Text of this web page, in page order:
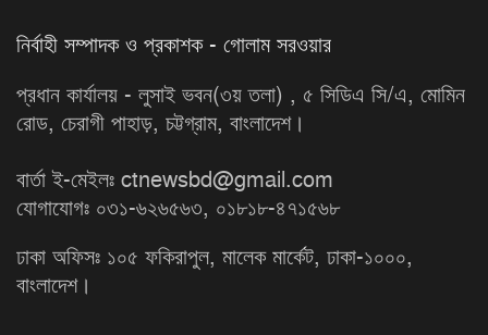
নির্বাহী সম্পাদক ও প্রকাশক - গোলাম সরওয়ার
প্রধান কার্যালয় - লুসাই ভবন(৩য় তলা) , ৫ সিডিএ সি/এ, মোমিন
রোড, চেরাগী পাহাড়, চট্টগ্রাম, বাংলাদেশ।
বার্তা ই-মেইলঃ ctnewsbd@gmail.com
যোগাযোগঃ ০৩১-৬২৬৫৬৩, ০১৮১৮-৪৭১৫৬৮
ঢাকা অফিসঃ ১০৫ ফকিরাপুল, মালেক মার্কেট, ঢাকা-১০০০,
বাংলাদেশ।